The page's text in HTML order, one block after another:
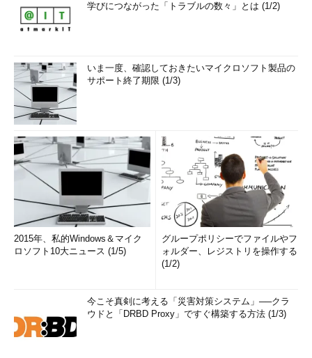
学びにつながった「トラブルの数々」とは (1/2)
いま一度、確認しておきたいマイクロソフト製品の
サポート終了期限 (1/3)
2015年、私的Windows＆マイク
ロソフト10大ニュース (1/5)
グループポリシーでファイルやフ
ォルダー、レジストリを操作する
(1/2)
今こそ真剣に考える「災害対策システム」──クラ
ウドと「DRBD Proxy」ですぐ構築する方法 (1/3)